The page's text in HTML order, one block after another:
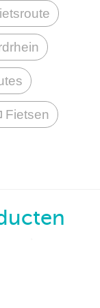
Fietsen